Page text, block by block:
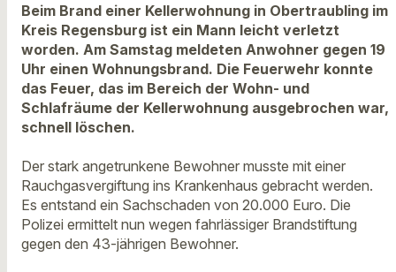
Beim Brand einer Kellerwohnung in Obertraubling im
Kreis Regensburg ist ein Mann leicht verletzt
worden. Am Samstag meldeten Anwohner gegen 19
Uhr einen Wohnungsbrand. Die Feuerwehr konnte
das Feuer, das im Bereich der Wohn- und
Schlafräume der Kellerwohnung ausgebrochen war,
schnell löschen.
Der stark angetrunkene Bewohner musste mit einer
Rauchgasvergiftung ins Krankenhaus gebracht werden.
Es entstand ein Sachschaden von 20.000 Euro. Die
Polizei ermittelt nun wegen fahrlässiger Brandstiftung
gegen den 43-jährigen Bewohner.